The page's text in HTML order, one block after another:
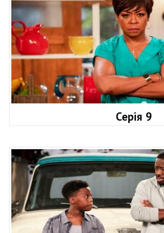
Серія 9